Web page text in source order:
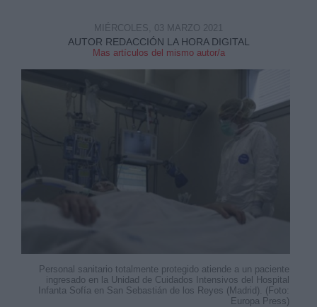
AUTOR REDACCIÓN LA HORA DIGITAL
Mas artículos del mismo autor/a
MIÉRCOLES, 03 MARZO 2021
Personal sanitario totalmente protegido atiende a un paciente
ingresado en la Unidad de Cuidados Intensivos del Hospital
Infanta Sofía en San Sebastián de los Reyes (Madrid). (Foto:
Europa Press)